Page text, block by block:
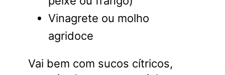
Vinagrete ou molho
agridoce
Vai bem com sucos cítricos,